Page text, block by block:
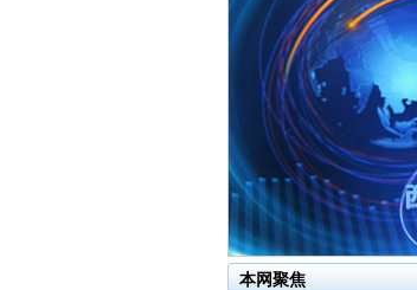
本网聚焦